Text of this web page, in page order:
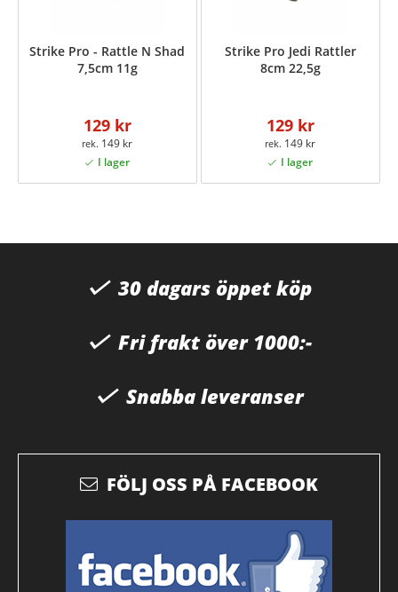
Strike Pro - Rattle N Shad
7,5cm 11g
129 kr
149 kr
Strike Pro Jedi Rattler
8cm 22,5g
129 kr
149 kr
30 dagars öppet köp
Fri frakt över 1000:-
Snabba leveranser
FÖLJ OSS PÅ FACEBOOK